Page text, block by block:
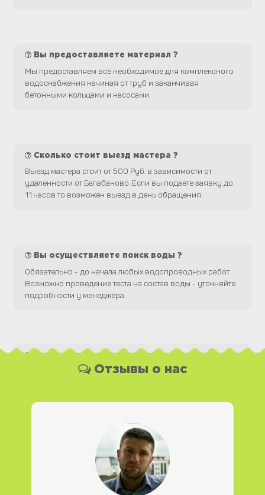
Вы предоставляете материал ?
Мы предоставляем всё необходимое для комплексного
водоснабжения начиная от труб и заканчивая
бетонными кольцами и насосами.
Сколько стоит выезд мастера ?
Выезд мастера стоит от 500 Руб. в зависимости от
удаленности от Балабаново. Если вы подаете заявку до
11 часов то возможен выезд в день обращения.
Вы осуществляете поиск воды ?
Обязательно - до начала любых водопроводных работ.
Возможно проведение теста на состав воды - уточняйте
подробности у менеджера.
Вы можете оплатить наши услуги и необходимые
работаем с юридическими лицами.
Отзывы о нас